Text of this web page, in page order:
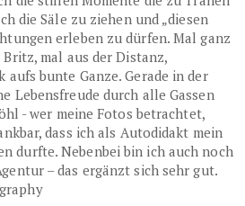
die Säle zu ziehen und „diesen
erleben zu dürfen. Mal ganz
mal aus der Distanz,
bunte Ganze. Gerade in der
Lebensfreude durch alle Gassen
- wer meine Fotos betrachtet,
dass ich als Autodidakt mein
durfte. Nebenbei bin ich auch noch
– das ergänzt sich sehr gut.